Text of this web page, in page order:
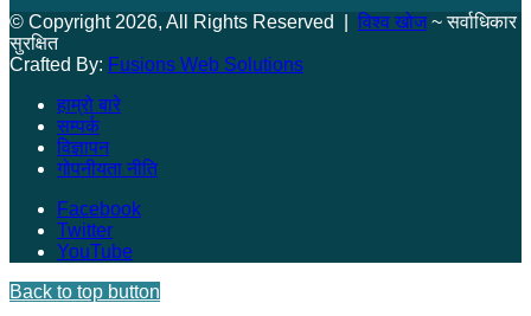
© Copyright 2026, All Rights Reserved | विश्व खोज~ सर्वाधिकार
सुरक्षित
Crafted By: Fusions Web Solutions
हाम्रो बारे
सम्पर्क
विज्ञापन
गोपनीयता नीति
Facebook
Twitter
YouTube
Back to top button